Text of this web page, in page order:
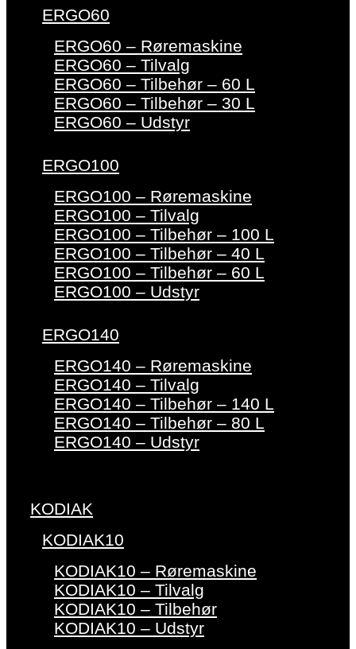
ERGO60
ERGO60 – Røremaskine
ERGO60 – Tilvalg
ERGO60 – Tilbehør – 60 L
ERGO60 – Tilbehør – 30 L
ERGO60 – Udstyr
ERGO100
ERGO100 – Røremaskine
ERGO100 – Tilvalg
ERGO100 – Tilbehør – 100 L
ERGO100 – Tilbehør – 40 L
ERGO100 – Tilbehør – 60 L
ERGO100 – Udstyr
ERGO140
ERGO140 – Røremaskine
ERGO140 – Tilvalg
ERGO140 – Tilbehør – 140 L
ERGO140 – Tilbehør – 80 L
ERGO140 – Udstyr
KODIAK
KODIAK10
KODIAK10 – Røremaskine
KODIAK10 – Tilvalg
KODIAK10 – Tilbehør
KODIAK10 – Udstyr